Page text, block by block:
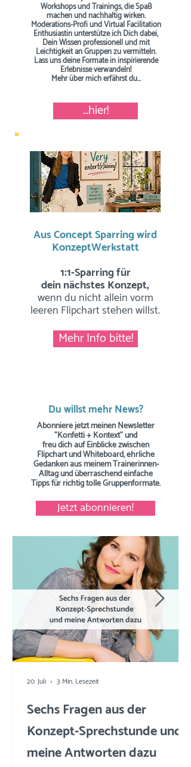
Workshops und Trainings, die Spaß
machen und nachhaltig wirken.
Moderations-Profi und Virtual Facilitation
Enthusiastin unterstütze ich Dich dabei,
Dein Wissen professionell und mit
Leichtigkeit an Gruppen zu vermitteln.
Lass uns deine Formate in inspirierende
Erlebnisse verwandeln!
Mehr über mich erfährst du...
...hier!
Aus Concept Sparring wird
KonzeptWerkstatt
1:1-Sparring für
dein nächstes Konzept,
wenn du nicht allein vorm
leeren Flipchart stehen willst.
Mehr Info bitte!
Du willst mehr News?
Abonniere jetzt meinen Newsletter
"Konfetti + Kontext" und
freu dich auf Einblicke zwischen
Flipchart und Whiteboard, ehrliche
Gedanken aus meinem Trainerinnen-
Alltag und überraschend einfache
Tippsfür richtig tolle Gruppenformate.
Jetzt abonnieren!
Sechs Fragen aus der
Konzept-Sprechstunde und
meine Antworten dazu
20. Juli 3 Min. Lesezeit